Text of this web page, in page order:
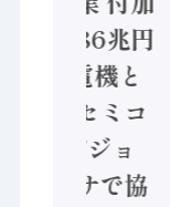
価値額86兆円
/ 三菱電機と
ソニーセミコ
ン AIビジョ
ンセンサで協